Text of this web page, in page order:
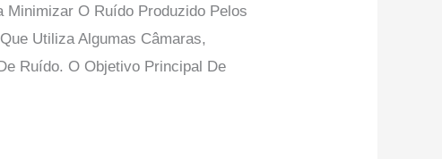
O Ruído Produzido Pelos
Utiliza Algumas Câmaras,
Ruído. O Objetivo Principal De